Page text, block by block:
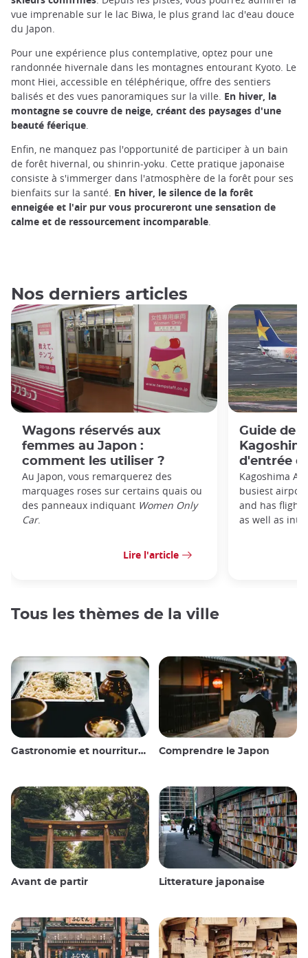
vue imprenable sur le lac Biwa, le plus grand lac d'eau douce
du Japon.
Pour une expérience plus contemplative, optez pour une
randonnée hivernale dans les montagnes entourant Kyoto. Le
mont Hiei, accessible en téléphérique, offre des sentiers
balisés et des vues panoramiques sur la ville. En hiver, la
montagne se couvre de neige, créant des paysages d'une
beauté féerique.
Enfin, ne manquez pas l'opportunité de participer à un bain
de forêt hivernal, ou shinrin-yoku. Cette pratique japonaise
consiste à s'immerger dans l'atmosphère de la forêt pour ses
bienfaits sur la santé. En hiver, le silence de la forêt
enneigée et l'air pur vous procureront une sensation de
calme et de ressourcement incomparable.
Nos derniers articles
Wagons réservés aux
femmes au Japon :
comment les utiliser ?
Au Japon, vous remarquerez des
marquages roses sur certains quais ou
des panneaux indiquant Women Only
Car.
Lire l'article
Guide de
d'entrée
Kagoshima
busiest
and has flights
as well as
Tous les thèmes de la ville
Gastronomie et nourriture japonaise Comprendre le Japon
Avant de partir Litterature japonaise